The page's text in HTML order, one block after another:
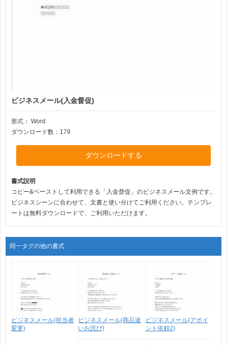
ビジネスメール(入金督促)
形式： Word
ダウンロード数：179
ダウンロードする
書式説明
コピー&ペーストして利用できる「入金督促」のビジネスメール文例です。
ビジネスシーンに合わせて、文書と使い分けてご利用ください。テンプレ
ートは無料ダウンロードで、ご利用いただけます。
同一タグの他の書式
ビジネスメール(担当者
変更)
ビジネスメール(商品違
いお詫び)
ビジネスメール(アポイ
ント依頼2)